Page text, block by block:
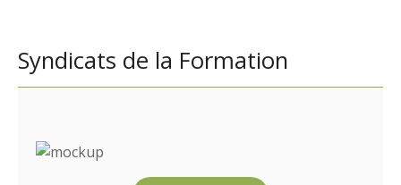
Syndicats de la Formation